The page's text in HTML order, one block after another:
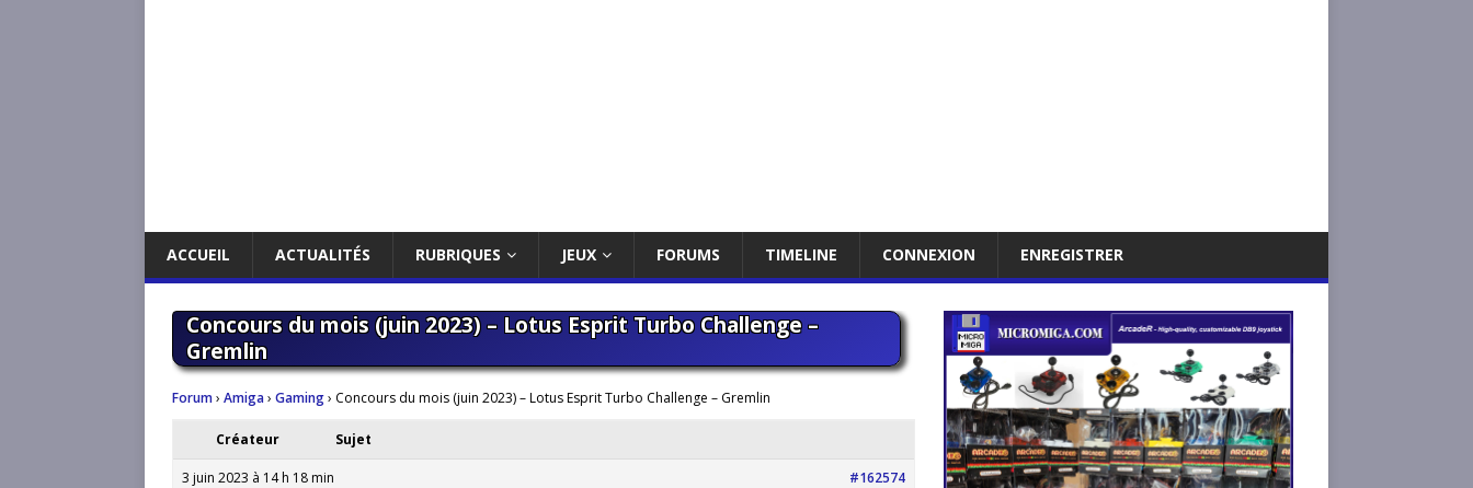
ACCUEIL ACTUALITÉS RUBRIQUES JEUX FORUMS TIMELINE CONNEXION ENREGISTRER
Concours du mois (juin 2023) – Lotus Esprit Turbo Challenge –
Gremlin
Forum› Amiga› Gaming› Concours du mois (juin 2023) – Lotus Esprit Turbo Challenge – Gremlin
Créateur Sujet
3 juin 2023 à 14 h 18 min
#162574